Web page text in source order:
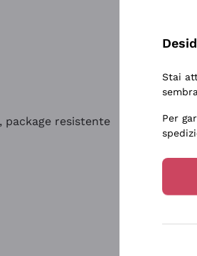
package resistente
Stai
Per